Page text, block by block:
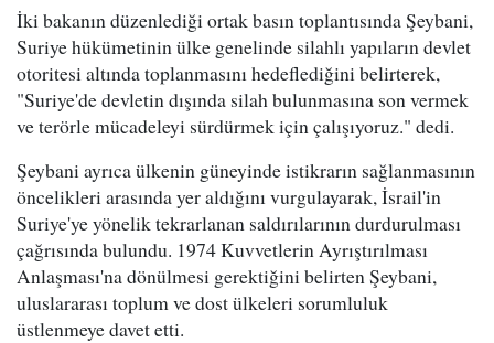
İki bakanın düzenlediği ortak basın toplantısında Şeybani,
Suriye hükümetinin ülke genelinde silahlı yapıların devlet
otoritesi altında toplanmasını hedeflediğini belirterek,
"Suriye'de devletin dışında silah bulunmasına son vermek
ve terörle mücadeleyi sürdürmek için çalışıyoruz." dedi.
Şeybani ayrıca ülkenin güneyinde istikrarın sağlanmasının
öncelikleri arasında yer aldığını vurgulayarak, İsrail'in
Suriye'ye yönelik tekrarlanan saldırılarının durdurulması
çağrısında bulundu. 1974 Kuvvetlerin Ayrıştırılması
Anlaşması'na dönülmesi gerektiğini belirten Şeybani,
uluslararası toplum ve dost ülkeleri sorumluluk
üstlenmeye davet etti.